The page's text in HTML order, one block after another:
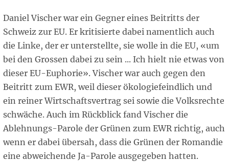
Daniel Vischer war ein Gegner eines Beitritts der
Schweiz zur EU. Er kritisierte dabei namentlich auch
die Linke, der er unterstellte, sie wolle in die EU, «um
bei den Grossen dabei zu sein ... Ich hielt nie etwas von
dieser EU-Euphorie». Vischer war auch gegen den
Beitritt zum EWR, weil dieser ökologiefeindlich und
ein reiner Wirtschaftsvertrag sei sowie die Volksrechte
schwäche. Auch im Rückblick fand Vischer die
Ablehnungs-Parole der Grünen zum EWR richtig, auch
wenn er dabei übersah, dass die Grünen der Romandie
eine abweichende Ja-Parole ausgegeben hatten.